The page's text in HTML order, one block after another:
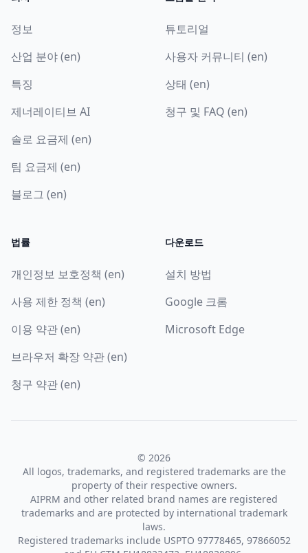
정보
산업 분야 (en)
특징
제너레이티브 AI
솔로 요금제 (en)
팀 요금제 (en)
블로그 (en)
튜토리얼
사용자 커뮤니티 (en)
상태 (en)
청구 및 FAQ (en)
법률
개인정보 보호정책 (en)
사용 제한 정책 (en)
이용 약관 (en)
브라우저 확장 약관 (en)
청구 약관 (en)
다운로드
설치 방법
Google 크롬
Microsoft Edge
© 2026
All logos, trademarks, and registered trademarks are the
property of their respective owners.
AIPRM and other related brand names are registered
trademarks and are protected by international trademark
laws.
Registered trademarks include USPTO 97778465, 97866052